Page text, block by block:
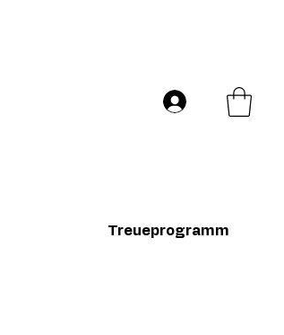
Log In
Treueprogramm